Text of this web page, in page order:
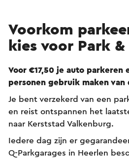
Voorkom
kies voor Park &
Voor €17,50 je auto parkeren
personen gebruik maken van
Je bent verzekerd van een
en reist ontspannen het
naar Kerststad Valkenburg.
Iedere dag zijn er
Q-Parkgarages in Heerlen